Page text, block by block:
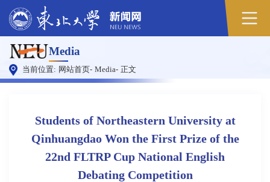
Media
当前位置: 网站首页- Media- 正文
Students of Northeastern University at
Qinhuangdao Won the First Prize of the
22nd FLTRP Cup National English
Debating Competition
原